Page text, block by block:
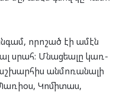
որո­շած էի ամէն
սրահ: Մնաց­եա­լը կառ­
ան­մո­ռա­նա­լի
Կո­մի­տաս,